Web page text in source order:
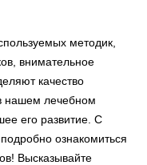
методик,
внимательное
качество
нашем лечебном
его развитие. С
ознакомиться
Высказывайте